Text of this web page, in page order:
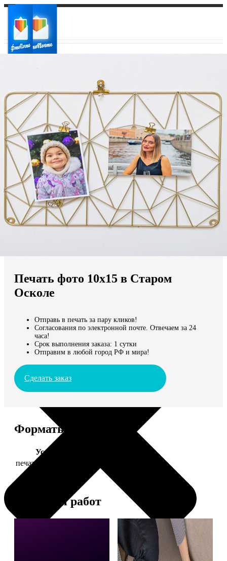
Ваш город:
Ваш регион доставки
Выберите из списка:
Мы доставляем по всему миру
Продолжить без города
Печать фото 10х15 в Старом
Осколе
Отправь в печать за пару кликов!
Согласования по электронной почте. Отвечаем за 24
часа!
Срок выполнения заказа: 1 сутки
Отправим в любой город РФ и мира!
Сделать заказ
Форматы и цены
Услуга
печать фото 10х15
Примеры работ